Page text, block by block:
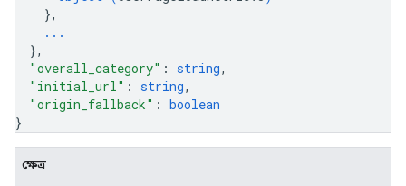
},
...
},
"overall_category" : string,
"initial_url" : string,
"origin_fallback" : boolean
}
ক্ষেত্র